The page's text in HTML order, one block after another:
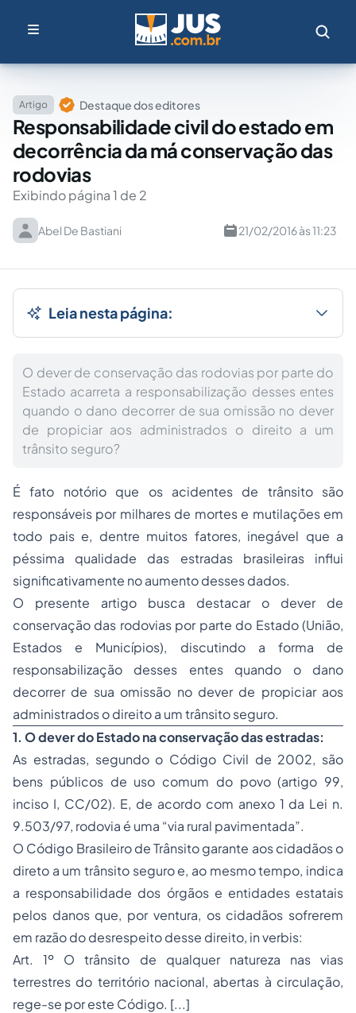
Artigo Destaque dos editores
Responsabilidade civil do estado em
decorrência da má conservação das
rodovias
Exibindo página 1 de 2
Abel De Bastiani 21/02/2016 às 11:23
Leia nesta página:
O dever de conservação das rodovias por parte do
Estado acarreta a responsabilização desses entes
quando o dano decorrer de sua omissão no dever
de propiciar aos administrados o direito a um
trânsito seguro?
É fato notório que os acidentes de trânsito são
responsáveis por milhares de mortes e mutilações em
todo pais e, dentre muitos fatores, inegável que a
péssima qualidade das estradas brasileiras influi
significativamente no aumento desses dados.
O presente artigo busca destacar o dever de
conservação das rodovias por parte do Estado (União,
Estados e Municípios), discutindo a forma de
responsabilização desses entes quando o dano
decorrer de sua omissão no dever de propiciar aos
administrados o direito a um trânsito seguro.
1. O dever do Estado na conservação das estradas:
As estradas, segundo o Código Civil de 2002, são
bens públicos de uso comum do povo (artigo 99,
inciso I, CC/02). E, de acordo com anexo 1 da Lei n.
9.503/97, rodovia é uma “via rural pavimentada”.
O Código Brasileiro de Trânsito garante aos cidadãos o
direto a um trânsito seguro e, ao mesmo tempo, indica
a responsabilidade dos órgãos e entidades estatais
pelos danos que, por ventura, os cidadãos sofrerem
em razão do desrespeito desse direito, in verbis:
Art. 1º O trânsito de qualquer natureza nas vias
terrestres do território nacional, abertas à circulação,
rege-se por este Código. [...]